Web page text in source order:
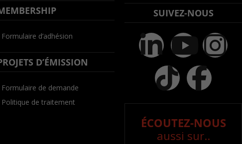
Formulaire d’adhésion
D’ÉMISSION
Formulaire de demande
Politique de traitement
SUIVEZ-NOUS
ÉCOUTEZ-NOUS
aussi sur..